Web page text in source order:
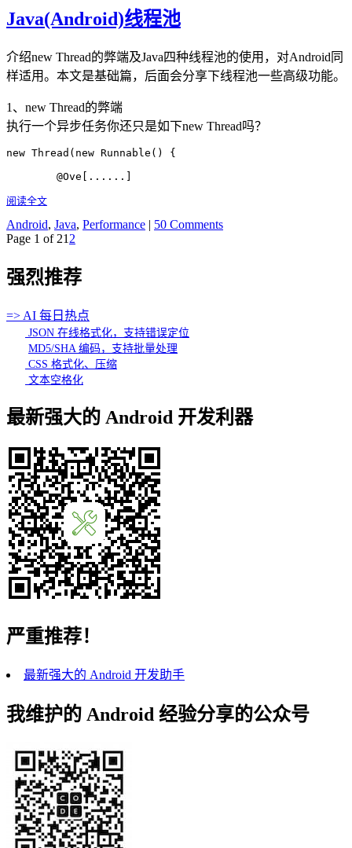
Java(Android)线程池
介绍new Thread的弊端及Java四种线程池的使用，对Android同
样适用。本文是基础篇，后面会分享下线程池一些高级功能。
1、new Thread的弊端
执行一个异步任务你还只是如下new Thread吗？
new Thread(new Runnable() {
	@Ove[......]
阅读全文
Android, Java, Performance | 50 Comments
Page 1 of 21 2
强烈推荐
=> AI 每日热点
JSON 在线格式化，支持错误定位
MD5/SHA 编码，支持批量处理
CSS 格式化、压缩
文本空格化
最新强大的 Android 开发利器
严重推荐！
最新强大的 Android 开发助手
我维护的 Android 经验分享的公众号